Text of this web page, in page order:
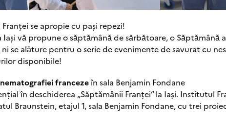
se apropie cu pași repezi!
vӑ propune o sӑptӑmânӑ de sӑrbӑtoare, o Sӑptӑmânӑ
se alӑture pentru o serie de evenimente de savurat cu
disponibile!
francezeîn sala Benjamin Fondane
în deschiderea „Săptămânii Franței” la Iași. Institutul
Braunstein, etajul 1, sala Benjamin Fondane, cu trei